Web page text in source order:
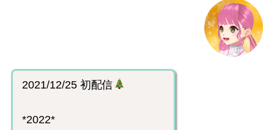
2021/12/25 初配信
*2022*